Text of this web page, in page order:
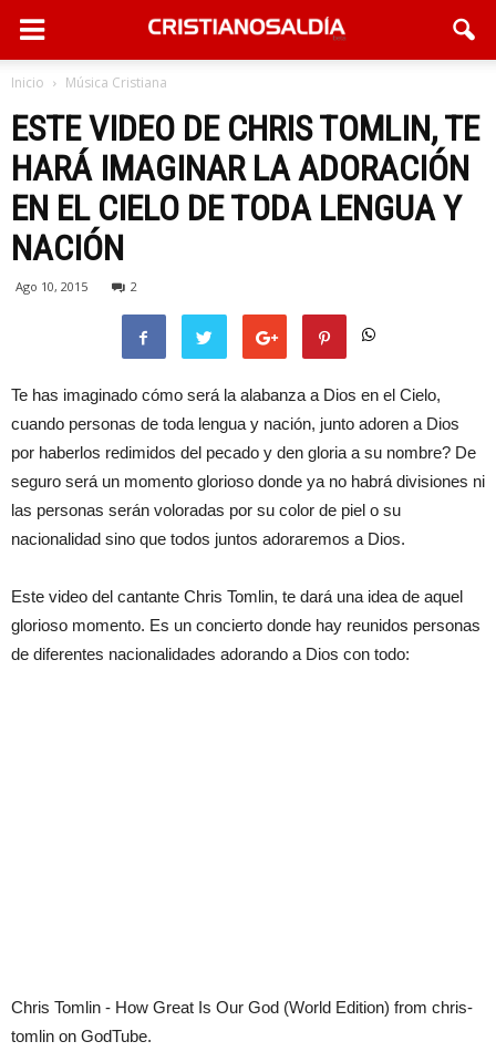
Inicio Música Cristiana
ESTE VIDEO DE CHRIS TOMLIN, TE
HARÁ IMAGINAR LA ADORACIÓN
EN EL CIELO DE TODA LENGUA Y
NACIÓN
Ago 10, 2015 2
Te has imaginado cómo será la alabanza a Dios en el Cielo,
cuando personas de toda lengua y nación, junto adoren a Dios
por haberlos redimidos del pecado y den gloria a su nombre? De
seguro será un momento glorioso donde ya no habrá divisiones ni
las personas serán voloradas por su color de piel o su
nacionalidad sino que todos juntos adoraremos a Dios.
Este video del cantante Chris Tomlin, te dará una idea de aquel
glorioso momento. Es un concierto donde hay reunidos personas
de diferentes nacionalidades adorando a Dios con todo:
Chris Tomlin - How Great Is Our God (World Edition) from chris-
tomlin on GodTube.